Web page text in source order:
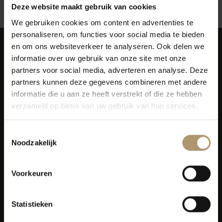
Deze website maakt gebruik van cookies
We gebruiken cookies om content en advertenties te
personaliseren, om functies voor social media te bieden
en om ons websiteverkeer te analyseren. Ook delen we
informatie over uw gebruik van onze site met onze
partners voor social media, adverteren en analyse. Deze
partners kunnen deze gegevens combineren met andere
informatie die u aan ze heeft verstrekt of die ze hebben
verzameld op basis van uw gebruik van hun services.
Noodzakelijk
Voorkeuren
Statistieken
Simon van Capelweg 127
2431 AE Noorden
0172 - 82 00 65
Lekkerflesjewijn